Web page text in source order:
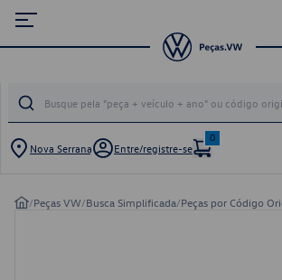
Nova Serrana Entre/registre-se
0
/Peças VW/Busca Simplificada/Peças por Código